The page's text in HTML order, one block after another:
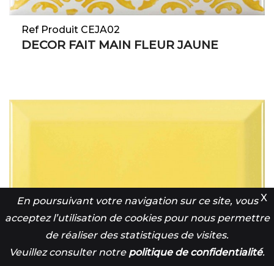
Ref Produit CEJA02
DECOR FAIT MAIN FLEUR JAUNE
Ref Produit CEJA01
CARREAU METRO JAUNE 15 X 7.5 CM
En poursuivant votre navigation sur ce site, vous
acceptez l’utilisation de cookies pour nous permettre
de réaliser des statistiques de visites.
Veuillez consulter notre politique de confidentialité.
X